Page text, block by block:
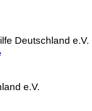
Deutschland
e.V.